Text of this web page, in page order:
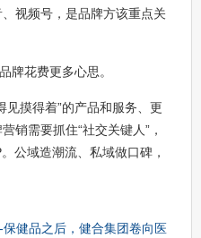
视频号，是品牌方该重点关
牌花费更多心思。
见摸得着”的产品和服务、更
销需要抓住“社交关键人”，
公域造潮流、私域做口碑，
健品之后，健合集团卷向医